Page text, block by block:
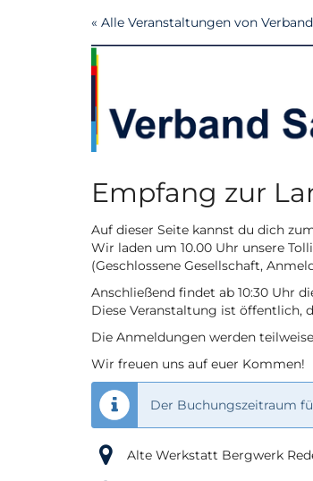
« Alle Veranstaltungen von
Empfang zur
Auf dieser Seite kannst du dich
Wir laden um 10.00 Uhr unsere
(Geschlossene Gesellschaft,
Anschließend findet ab 10:30 Uhr
Diese Veranstaltung ist öffentlich,
Die Anmeldungen werden
Wir freuen uns auf euer Kommen!
Der Buchungszeitraum
Alte Werkstatt Bergwerk